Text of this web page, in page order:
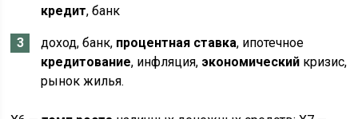
кредит, банк
доход, банк, процентная ставка, ипотечное
кредитование, инфляция, экономический кризис,
рынок жилья.